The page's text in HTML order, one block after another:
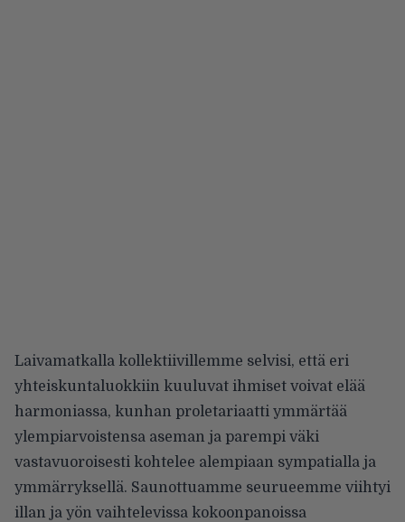
Laivamatkalla kollektiivillemme selvisi, että eri
yhteiskuntaluokkiin kuuluvat ihmiset voivat elää
harmoniassa, kunhan proletariaatti ymmärtää
ylempiarvoistensa aseman ja parempi väki
vastavuoroisesti kohtelee alempiaan sympatialla ja
ymmärryksellä. Saunottuamme seurueemme viihtyi
illan ja yön vaihtelevissa kokoonpanoissa